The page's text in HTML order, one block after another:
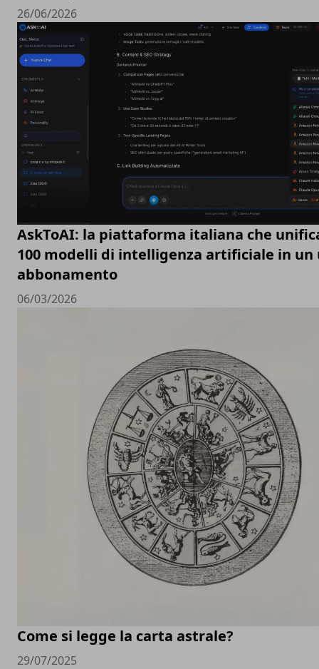
26/06/2026
AskToAI: la piattaforma italiana che
100 modelli di intelligenza artificiale in un
abbonamento
06/03/2026
Come si legge la carta astrale?
29/07/2025